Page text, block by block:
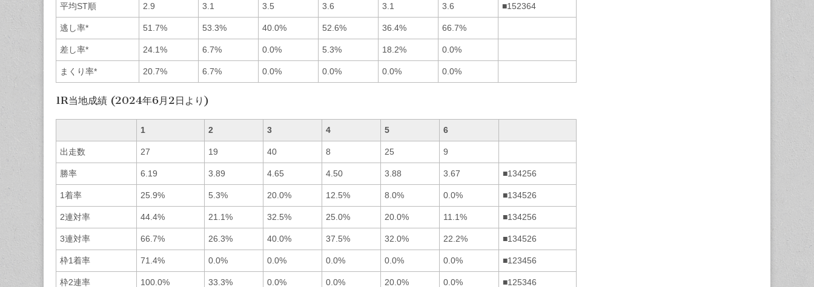
平均ST順 2.9 3.1 3.5 3.6 3.1 3.6 ■152364
逃し率* 51.7% 53.3% 40.0% 52.6% 36.4% 66.7%
差し率* 24.1% 6.7% 0.0% 5.3% 18.2% 0.0%
まくり率* 20.7% 6.7% 0.0% 0.0% 0.0% 0.0%
1R当地成績 (2024年6月2日より)
1 2 3 4 5 6
出走数 27 19 40 8 25 9
勝率 6.19 3.89 4.65 4.50 3.88 3.67 ■134256
1着率 25.9% 5.3% 20.0% 12.5% 8.0% 0.0% ■134526
2連対率 44.4% 21.1% 32.5% 25.0% 20.0% 11.1% ■134256
3連対率 66.7% 26.3% 40.0% 37.5% 32.0% 22.2% ■134526
枠1着率 71.4% 0.0% 0.0% 0.0% 0.0% 0.0% ■123456
枠2連率 100.0% 33.3% 0.0% 0.0% 20.0% 0.0% ■125346